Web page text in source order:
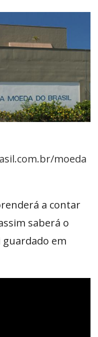
moeda
a contar
saberá o
em